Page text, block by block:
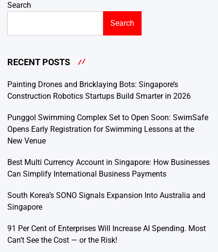
Search
Search
RECENT POSTS
Painting Drones and Bricklaying Bots: Singapore’s
Construction Robotics Startups Build Smarter in 2026
Punggol Swimming Complex Set to Open Soon: SwimSafe
Opens Early Registration for Swimming Lessons at the
New Venue
Best Multi Currency Account in Singapore: How Businesses
Can Simplify International Business Payments
South Korea’s SONO Signals Expansion Into Australia and
Singapore
91 Per Cent of Enterprises Will Increase AI Spending. Most
Can’t See the Cost — or the Risk!